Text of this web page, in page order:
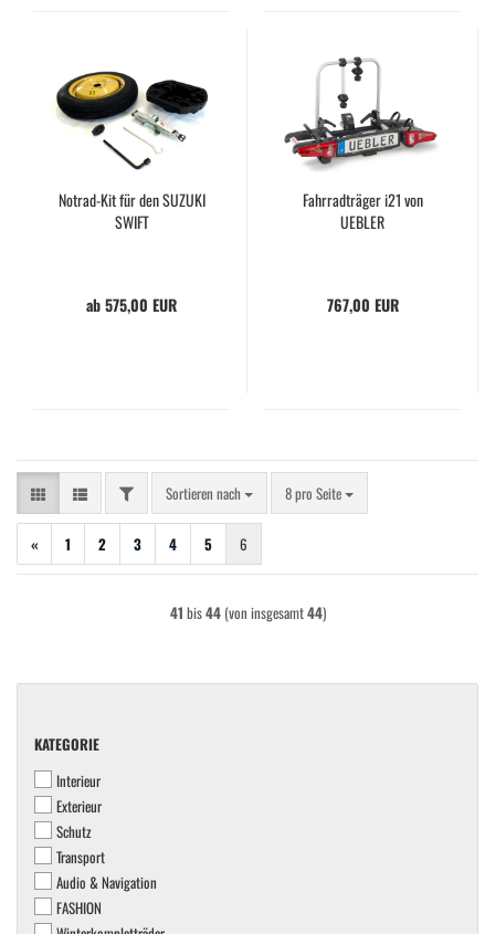
Notrad-Kit für den SUZUKI
SWIFT
ab 575,00 EUR
Fahrradträger i21 von
UEBLER
767,00 EUR
FILTERSortieren nach
Sortieren nach 8 pro Seite
pro Seite
« 1 2 3 4 5 6
41 bis44(von insgesamt44)
KATEGORIE
KATEGORIE
Interieur
Exterieur
Schutz
Transport
Audio & Navigation
FASHION